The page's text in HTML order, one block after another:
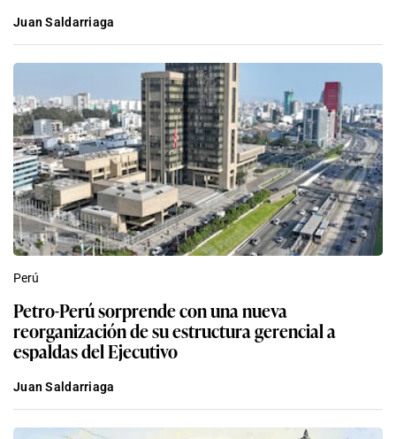
Juan Saldarriaga
Perú
Petro-Perú sorprende con una nueva
reorganización de su estructura gerencial a
espaldas del Ejecutivo
Juan Saldarriaga